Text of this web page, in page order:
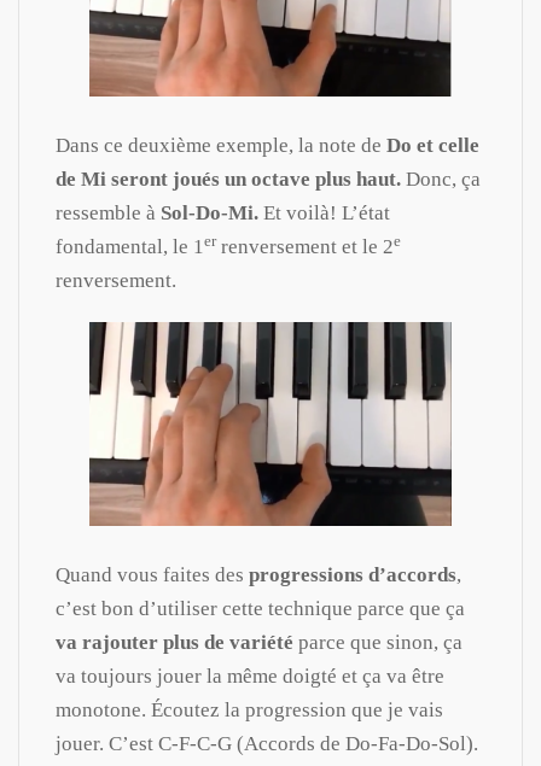
Dans ce deuxième exemple, la note de Do et celle
de Mi seront joués un octave plus haut. Donc, ça
ressemble à Sol-Do-Mi. Et voilà! L’état
fondamental, le 1errenversement et le 2e
renversement.
Quand vous faites des progressions d’accords,
c’est bon d’utiliser cette technique parce que ça
va rajouter plus de variété parce que sinon, ça
va toujours jouer la même doigté et ça va être
monotone. Écoutez la progression que je vais
jouer. C’est C-F-C-G (Accords de Do-Fa-Do-Sol).